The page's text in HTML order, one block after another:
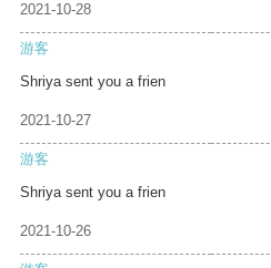
2021-10-28
游客
Shriya sent you a frien
2021-10-27
游客
Shriya sent you a frien
2021-10-26